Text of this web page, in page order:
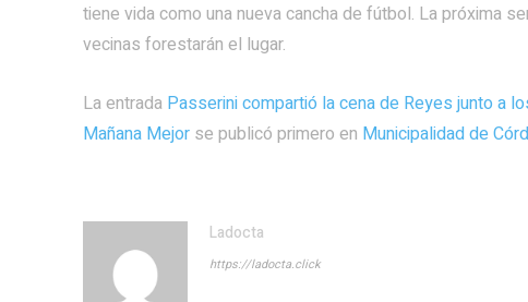
tiene vida como una nueva cancha de fútbol. La próxima
vecinas forestarán el lugar.
La entrada Passerini compartió la cena de Reyes junto a
Mañana Mejor se publicó primero en Municipalidad de
Ladocta
https://ladocta.click